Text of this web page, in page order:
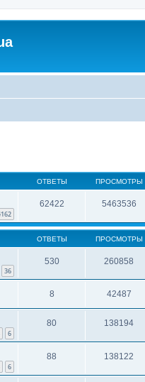
ОТВЕТЫ ПРОСМОТРЫ
62422 5463536
ОТВЕТЫ ПРОСМОТРЫ
36
530 260858
8 42487
6
80 138194
6
88 138122